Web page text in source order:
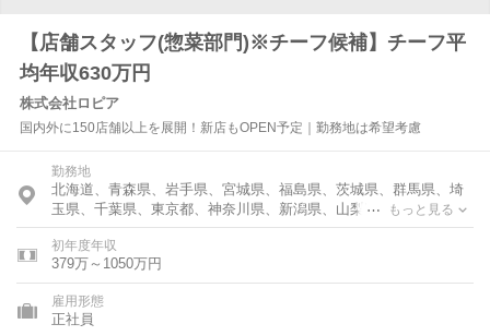
【店舗スタッフ(惣菜部門)※チーフ候補】チーフ平
均年収630万円
株式会社ロピア
国内外に150店舗以上を展開！新店もOPEN予定｜勤務地は希望考慮
勤務地
北海道、青森県、岩手県、宮城県、福島県、茨城県、群馬県、埼
玉県、千葉県、東京都、神奈川県、新潟県、山梨県、長野県、岐
阜県、静岡県、愛知県、三重県、京都府、大阪府、兵庫県、奈良
県、広島県、福岡県
もっと見る
初年度年収
379万～1050万円
雇用形態
正社員